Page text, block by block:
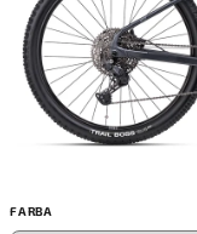
FARBA